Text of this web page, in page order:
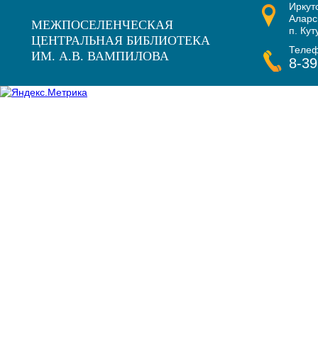
МЕЖПОСЕЛЕНЧЕСКАЯ
ЦЕНТРАЛЬНАЯ БИБЛИОТЕКА
ИМ. А.В. ВАМПИЛОВА
п.
8-